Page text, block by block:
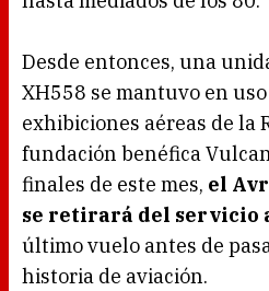
Desde entonces, una
XH558 se mantuvo en
exhibiciones aéreas de la
fundación benéfica
finales de este mes, el
se retirará del servicio
último vuelo antes de
historia de aviación.